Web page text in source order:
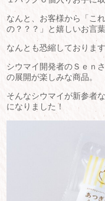
なんと、お客様から「こ
の？？？」と嬉しいお言
なんとも恐縮しております
シウマイ開発者のＳｅｎ
の展開が楽しみな商品。
そんなシウマイが新参者
になりました！